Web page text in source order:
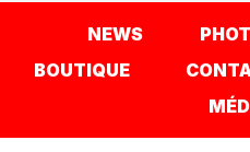
NEWS
BOUTIQUE